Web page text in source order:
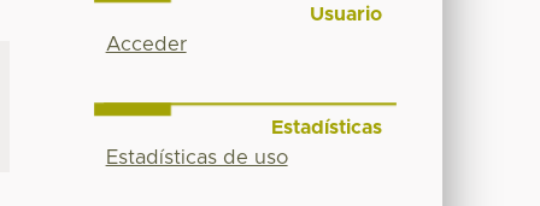
Usuario
Acceder
Estadísticas
Estadísticas de uso